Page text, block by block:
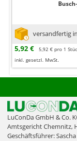
versandfertig
5,92 €
5,92 € pro 1
inkl. gesetzl. MwSt.
LuConDa GmbH & Co.
Amtsgericht Chemnitz,
Geschäftsführer: